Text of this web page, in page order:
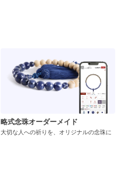
略式念珠オーダーメイド
大切な人への祈りを、オリジナルの念珠に